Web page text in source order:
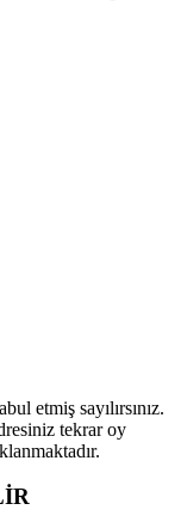
etmiş sayılırsınız.
tekrar oy